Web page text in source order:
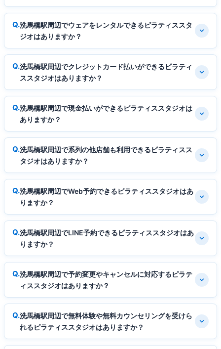
洗馬橋駅周辺でウェアをレンタルできるピラティススタ
ジオはありますか？
洗馬橋駅周辺でクレジットカード払いができるピラティ
ススタジオはありますか？
洗馬橋駅周辺で現金払いができるピラティススタジオは
ありますか？
洗馬橋駅周辺で系列の他店舗も利用できるピラティスス
タジオはありますか？
洗馬橋駅周辺でWeb予約できるピラティススタジオはあ
りますか？
洗馬橋駅周辺でLINE予約できるピラティススタジオはあ
りますか？
洗馬橋駅周辺で予約変更やキャンセルに対応するピラテ
ィススタジオはありますか？
洗馬橋駅周辺で無料体験や無料カウンセリングを受けら
れるピラティススタジオはありますか？